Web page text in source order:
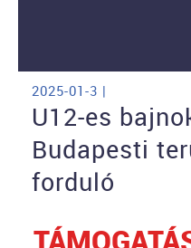
2025-01-3 |
U12-es
Budapesti
forduló